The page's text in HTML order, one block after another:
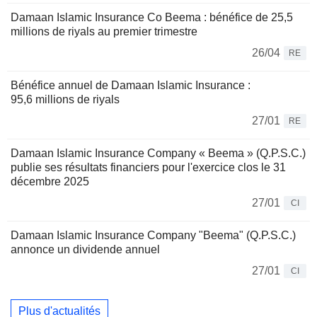
Damaan Islamic Insurance Co Beema : bénéfice de 25,5
millions de riyals au premier trimestre
26/04
RE
Bénéfice annuel de Damaan Islamic Insurance :
95,6 millions de riyals
27/01
RE
Damaan Islamic Insurance Company « Beema » (Q.P.S.C.)
publie ses résultats financiers pour l'exercice clos le 31
décembre 2025
27/01
CI
Damaan Islamic Insurance Company "Beema" (Q.P.S.C.)
annonce un dividende annuel
27/01
CI
Plus d'actualités